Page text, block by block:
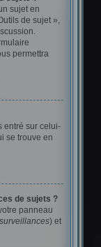
sujet en
de sujet »,
permettra
entré sur celui-
se trouve en
de sujets ?
panneau
) et